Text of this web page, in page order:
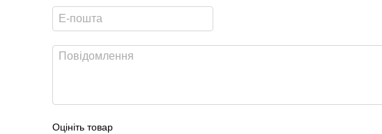
Оцініть товар